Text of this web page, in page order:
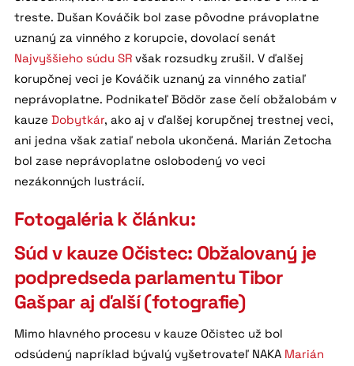
treste. Dušan Kováčik bol zase pôvodne právoplatne
uznaný za vinného z korupcie, dovolací senát
Najvyššieho súdu SRvšak rozsudky zrušil. V ďalšej
korupčnej veci je Kováčik uznaný za vinného zatiaľ
neprávoplatne. Podnikateľ Bödör zase čelí obžalobám v
kauze Dobytkár, ako aj v ďalšej korupčnej trestnej veci,
ani jedna však zatiaľ nebola ukončená. Marián Zetocha
bol zase neprávoplatne oslobodený vo veci
nezákonných lustrácií.
Fotogaléria k článku:
Súd v kauze Očistec: Obžalovaný je
podpredseda parlamentu Tibor
Gašpar aj ďalší (fotografie)
Mimo hlavného procesu v kauze Očistec už bol
odsúdený napríklad bývalý vyšetrovateľ NAKA Marián